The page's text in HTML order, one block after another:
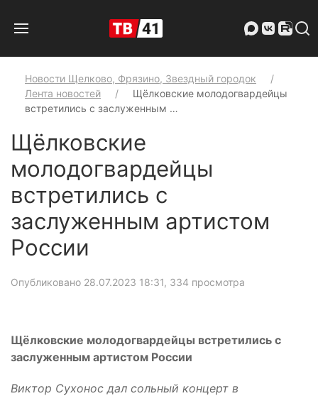
Новости Щелково, Фрязино, Звездный городок
Лента новостей
Щёлковские молодогвардейцы
встретились с заслуженным …
Щёлковские
молодогвардейцы
встретились с
заслуженным артистом
России
Опубликовано 28.07.2023 18:31, 334 просмотра
Щёлковские молодогвардейцы встретились с
заслуженным артистом России
Виктор Сухонос дал сольный концерт в